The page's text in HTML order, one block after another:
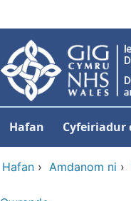
Hafan Cyfeiriadur
Hafan › Amdanom ni ›